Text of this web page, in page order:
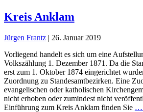
Kreis Anklam
Jürgen Frantz | 26. Januar 2019
Vorliegend handelt es sich um eine
Volkszählung 1. Dezember 1871. Da die
erst zum 1. Oktober 1874 eingerichtet
Zuordnung zu Standesamtbezirken. Eine
evangelischen oder katholischen
nicht erhoben oder zumindest nicht
Einführung zum Kreis Anklam finden Sie …